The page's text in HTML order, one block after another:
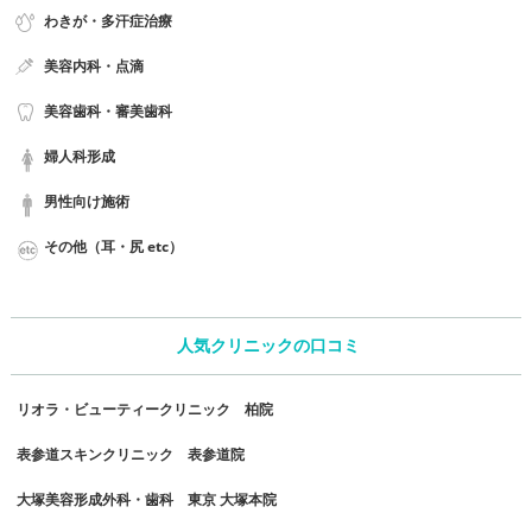
わきが・多汗症治療
美容内科・点滴
美容歯科・審美歯科
婦人科形成
男性向け施術
その他（耳・尻 etc）
人気クリニックの口コミ
リオラ・ビューティークリニック 柏院
表参道スキンクリニック 表参道院
大塚美容形成外科・歯科 東京 大塚本院